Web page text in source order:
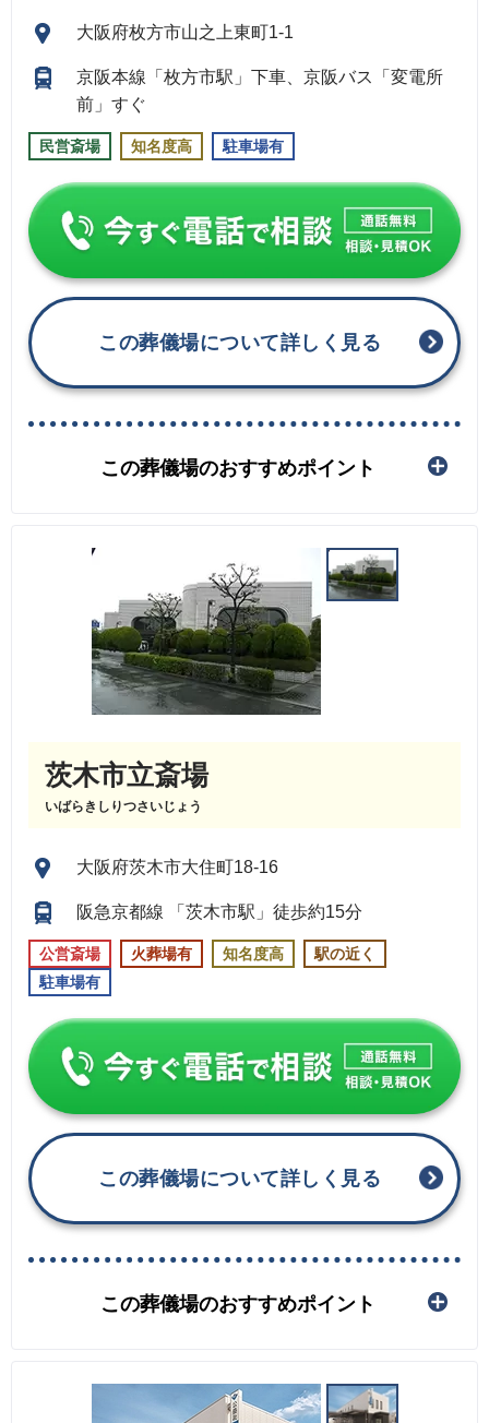
大阪府枚方市山之上東町1-1
京阪本線「枚方市駅」下車、京阪バス「変電所
前」すぐ
民営斎場 知名度高 駐車場有
この葬儀場について詳しく見る
この葬儀場のおすすめポイント
茨木市立斎場
いばらきしりつさいじょう
大阪府茨木市大住町18-16
阪急京都線 「茨木市駅」徒歩約15分
公営斎場 火葬場有 知名度高
駅の近く
駐車場有
この葬儀場について詳しく見る
この葬儀場のおすすめポイント